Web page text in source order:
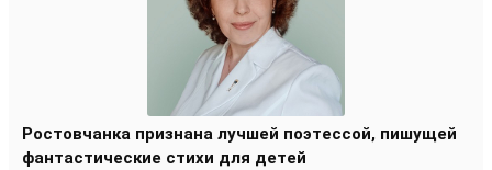
Ростовчанка признана лучшей поэтессой, пишущей
фантастические стихи для детей